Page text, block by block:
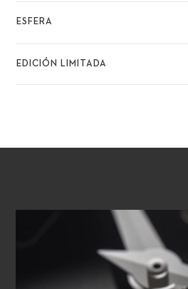
ESFERA
EDICIÓN LIMITADA
REPRODUCIR VÍDEO